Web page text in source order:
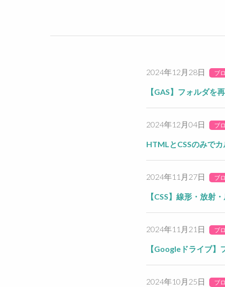
2024年12月28日 ブ
【GAS】フォルダを
2024年12月04日 ブ
HTMLとCSSのみで
2024年11月27日 ブ
【CSS】線形・放射
2024年11月21日 ブ
【Googleドライブ】
2024年10月25日 ブ